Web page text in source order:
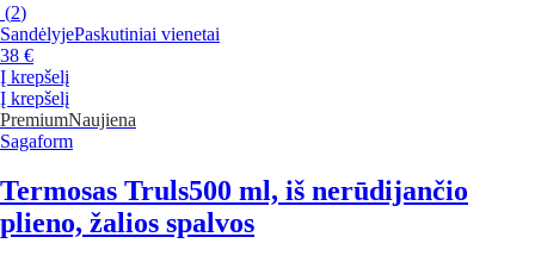
(2)
SandėlyjePaskutiniai vienetai
38 €
Į krepšelį
Į krepšelį
PremiumNaujiena
Sagaform
Termosas Truls500 ml, iš nerūdijančio
plieno, žalios spalvos